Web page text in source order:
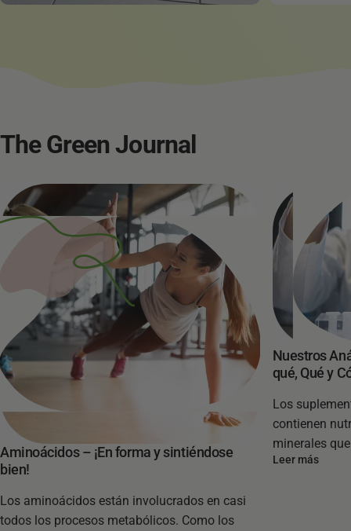
The GreenJournal
Aminoácidos – ¡En forma y sintiéndose
bien!
Los aminoácidos están involucrados en casi
todos los procesos metabólicos. Como los
Nuestros
qué, Qué y
Los
contienen
minerales
suministro
Leer más